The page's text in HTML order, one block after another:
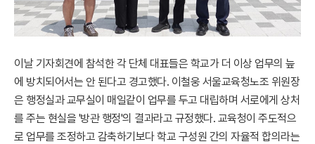
이날 기자회견에 참석한 각 단체 대표들은 학교가 더 이상 업무의 늪
에 방치되어서는 안 된다고 경고했다. 이철웅 서울교육청노조 위원장
은 행정실과 교무실이 매일같이 업무를 두고 대립하며 서로에게 상처
를 주는 현실을 '방관 행정'의 결과라고 규정했다. 교육청이 주도적으
로 업무를 조정하고 감축하기보다 학교 구성원 간의 자율적 합의라는